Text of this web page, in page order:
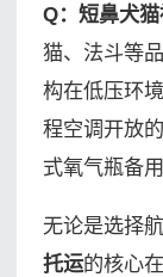
Q：短鼻犬猫
猫、法斗等
构在低压环
程空调开放
式氧气瓶备用
无论是选择
托运的核心